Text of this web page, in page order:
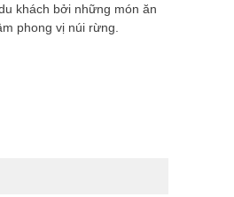
khách bởi những món ăn
phong vị núi rừng.